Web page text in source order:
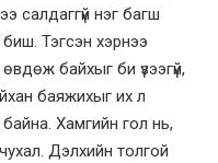
салдаггүй нэг багш
биш. Тэгсэн хэрнээ
байхыг би үзээгүй,
баяжихыг их л
Хамгийн гол нь,
Дэлхийн толгой